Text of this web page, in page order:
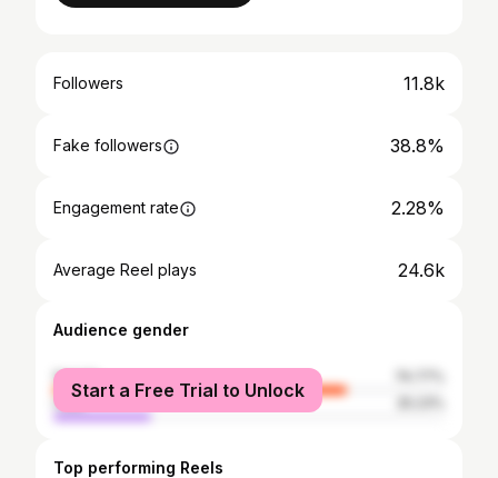
Followers 11.8k
Fake followers 38.8%
Engagement rate 2.28%
Average Reel plays 24.6k
Audience gender
female
male
Start a Free Trial to Unlock
Top performing Reels